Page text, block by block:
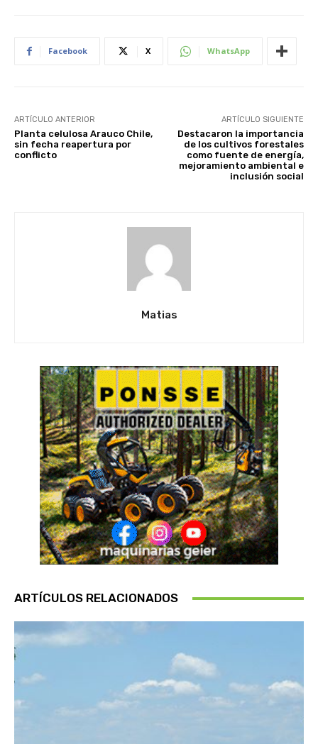
Facebook X WhatsApp
ARTÍCULO ANTERIOR
Planta celulosa Arauco Chile,
sin fecha reapertura por
conflicto
ARTÍCULO SIGUIENTE
Destacaron la importancia
de los cultivos forestales
como fuente de energía,
mejoramiento ambiental e
inclusión social
Matias
ARTÍCULOS RELACIONADOS